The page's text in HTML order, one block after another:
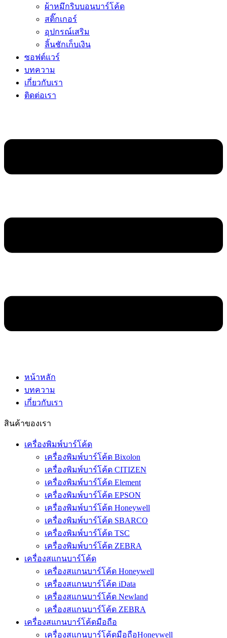
ผ้าหมึกริบบอนบาร์โค้ด
สติ๊กเกอร์
อุปกรณ์เสริม
ลิ้นชักเก็บเงิน
ซอฟต์แวร์
บทความ
เกี่ยวกับเรา
ติดต่อเรา
หน้าหลัก
บทความ
เกี่ยวกับเรา
สินค้าของเรา
เครื่องพิมพ์บาร์โค้ด
เครื่องพิมพ์บาร์โค้ด Bixolon
เครื่องพิมพ์บาร์โค้ด CITIZEN
เครื่องพิมพ์บาร์โค้ด Element
เครื่องพิมพ์บาร์โค้ด EPSON
เครื่องพิมพ์บาร์โค้ด Honeywell
เครื่องพิมพ์บาร์โค้ด SBARCO
เครื่องพิมพ์บาร์โค้ด TSC
เครื่องพิมพ์บาร์โค้ด ZEBRA
เครื่องสแกนบาร์โค้ด
เครื่องสแกนบาร์โค้ด Honeywell
เครื่องสแกนบาร์โค้ด iData
เครื่องสแกนบาร์โค้ด Newland
เครื่องสแกนบาร์โค้ด ZEBRA
เครื่องสแกนบาร์โค้ดมือถือ
เครื่องสแกนบาร์โค้ดมือถือHoneywell